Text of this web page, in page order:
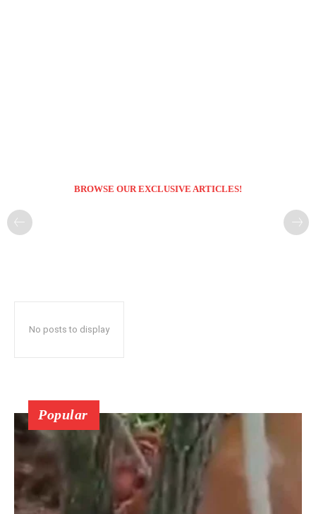
BROWSE OUR EXCLUSIVE ARTICLES!
No posts to display
Popular